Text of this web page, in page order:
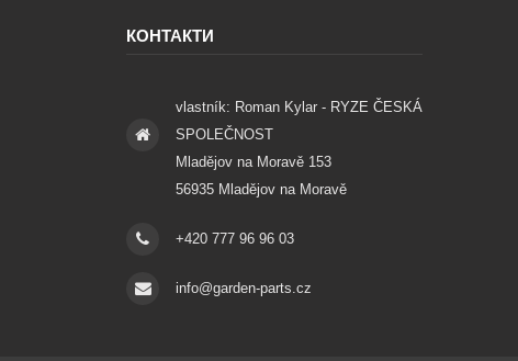
КОНТАКТИ
vlastník: Roman Kylar - RYZE ČESKÁ
SPOLEČNOST
Mladějov na Moravě 153
56935 Mladějov na Moravě
+420 777 96 96 03
info@garden-parts.cz